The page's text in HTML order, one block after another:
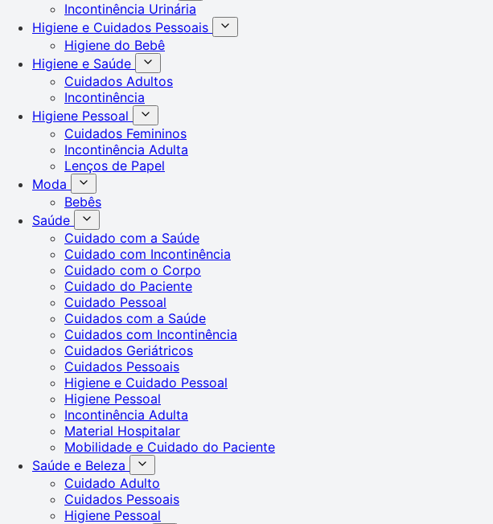
Incontinência Urinária
Higiene e Cuidados Pessoais
Higiene do Bebê
Higiene e Saúde
Cuidados Adultos
Incontinência
Higiene Pessoal
Cuidados Femininos
Incontinência Adulta
Lenços de Papel
Moda
Bebês
Saúde
Cuidado com a Saúde
Cuidado com Incontinência
Cuidado com o Corpo
Cuidado do Paciente
Cuidado Pessoal
Cuidados com a Saúde
Cuidados com Incontinência
Cuidados Geriátricos
Cuidados Pessoais
Higiene e Cuidado Pessoal
Higiene Pessoal
Incontinência Adulta
Material Hospitalar
Mobilidade e Cuidado do Paciente
Saúde e Beleza
Cuidado Adulto
Cuidados Pessoais
Higiene Pessoal